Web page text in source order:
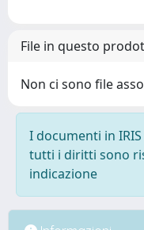
File in questo
Non ci sono file
I documenti in
tutti i diritti sono
indicazione